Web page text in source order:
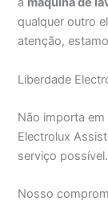
qualquer outro
atenção,
Liberdade
Não importa
Electrolux
serviço possível.
Nosso